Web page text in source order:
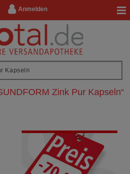
Anmelden
Zink Pur Kapseln“